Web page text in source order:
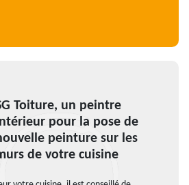
Toiture, un peintre
pour la pose de
peinture sur les
de votre cuisine